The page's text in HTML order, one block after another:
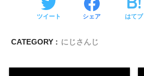
ツイート シェア はてブ
CATEGORY : にじさんじ